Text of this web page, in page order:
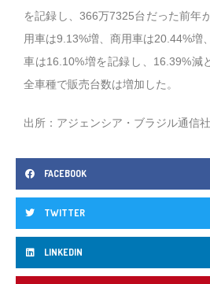
を記録し、366万7325台だった前年
用車は9.13%増、商用車は20.44%増
車は16.10%増を記録し、16.39%減
全車種で販売台数は増加した。
出所：アジェンシア・ブラジル通信社
FACEBOOK
TWITTER
LINKEDIN